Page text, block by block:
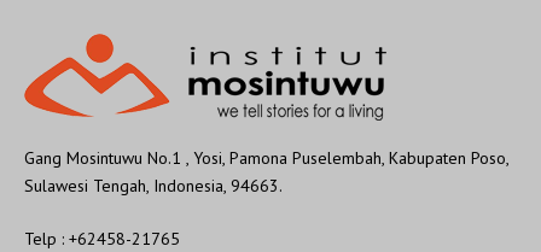
Gang Mosintuwu No.1 , Yosi, Pamona Puselembah, Kabupaten Poso,
Sulawesi Tengah, Indonesia, 94663.
Telp : +62458-21765